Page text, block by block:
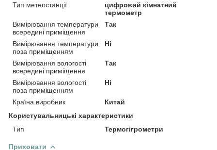
Тип метеостанції
цифровий кімнатний
термометр
Вимірювання температури
всередині приміщення
Так
Вимірювання температури
поза приміщенням
Ні
Вимірювання вологості
всередині приміщення
Так
Вимірювання вологості
поза приміщенням
Ні
Країна виробник
Китай
Користувальницькі характеристики
Тип
Термогігрометри
Приховати